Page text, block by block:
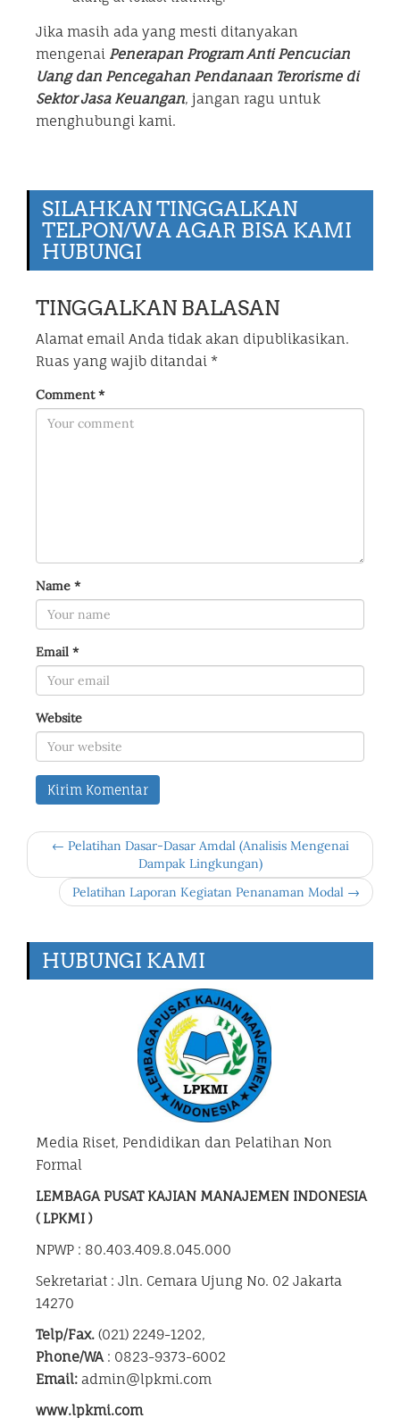
Jika masih ada yang mesti ditanyakan
mengenai Penerapan Program Anti Pencucian
Uang dan Pencegahan Pendanaan Terorisme di
Sektor Jasa Keuangan, jangan ragu untuk
menghubungi kami.
SILAHKAN TINGGALKAN
TELPON/WA AGAR BISA KAMI
HUBUNGI
TINGGALKAN BALASAN
Alamat email Anda tidak akan dipublikasikan.
Ruas yang wajib ditandai *
Comment*
Name *
Email *
Website
← Pelatihan Dasar-Dasar Amdal (Analisis Mengenai
Dampak Lingkungan)
Pelatihan Laporan Kegiatan Penanaman Modal →
HUBUNGI KAMI
Media Riset, Pendidikan dan Pelatihan Non
Formal
LEMBAGA PUSAT KAJIAN MANAJEMEN INDONESIA
( LPKMI )
NPWP : 80.403.409.8.045.000
Sekretariat : Jln. Cemara Ujung No. 02 Jakarta
14270
Telp/Fax. (021) 2249-1202,
Phone/WA: 0823-9373-6002
Email: admin@lpkmi.com
www.lpkmi.com